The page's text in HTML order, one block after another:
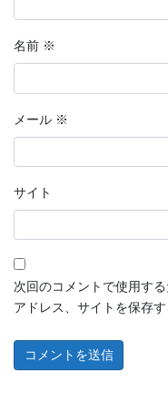
名前 ※
メール ※
サイト
次回のコメントで使用す
アドレス、サイトを保存す